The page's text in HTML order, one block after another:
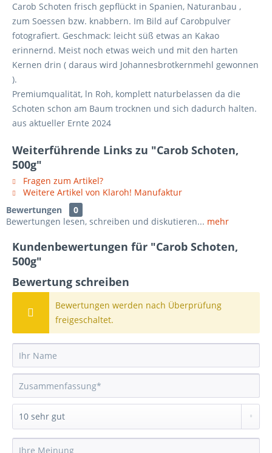
Carob Schoten frisch gepflückt in Spanien, Naturanbau ,
zum Soessen bzw. knabbern. Im Bild auf Carobpulver
fotografiert. Geschmack: leicht süß etwas an Kakao
erinnernd. Meist noch etwas weich und mit den harten
Kernen drin ( daraus wird Johannesbrotkernmehl gewonnen
).
Premiumqualität, ln Roh, komplett naturbelassen da die
Schoten schon am Baum trocknen und sich dadurch halten.
aus aktueller Ernte 2024
Weiterführende Links zu "Carob Schoten,
500g"
Fragen zum Artikel?
Weitere Artikel von Klaroh! Manufaktur
Bewertungen
0
Bewertungen lesen, schreiben und diskutieren... mehr
Kundenbewertungen für "Carob Schoten,
500g"
Bewertung schreiben
Bewertungen werden nach Überprüfung
freigeschaltet.